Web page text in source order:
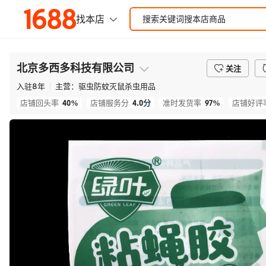
北京多西多科技有限公司
关注
入驻8年 主营： 驱虫防蚊灭鼠杀虫用品
店铺回头率 40% 店铺服务分 4.0分 准时发货率 97% 店铺好评